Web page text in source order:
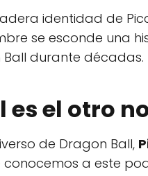
identidad de
se esconde una
Ball durante décadas.
es el otro
de Dragon Ball,
conocemos a este